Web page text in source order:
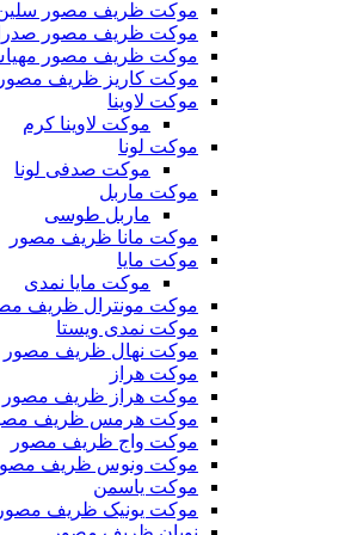
موکت ظریف مصور
موکت ظریف مصور صدرا
موکت ظریف مصور
موکت کاریز ظریف مصور
موکت لاوینا
موکت لاوینا کرم
موکت لونا
موکت صدفی لونا
موکت ماربل
ماربل طوسی
موکت مانا ظریف مصور
موکت مایا
موکت مایا نمدی
موکت مونترال ظریف
موکت نمدی ویستا
موکت نهال ظریف مصور
موکت هراز
موکت هراز ظریف مصور
موکت هرمس ظریف
موکت واج ظریف مصور
موکت ونوس ظریف
موکت یاسمن
موکت یونیک ظریف مصور